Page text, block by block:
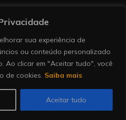
sua experiência de
ou conteúdo personalizado
Ao clicar em "Aceitar tudo", você
de cookies. Saiba mais
Aceitar tudo
reservados.